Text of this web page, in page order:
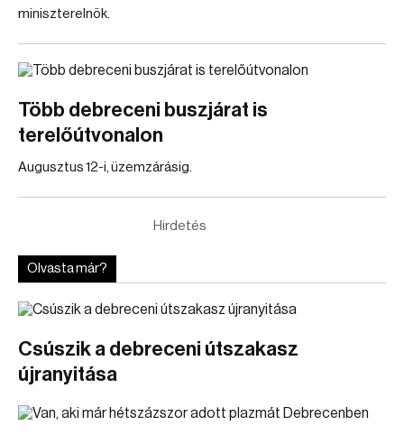
miniszterelnök.
Több debreceni buszjárat is
terelőútvonalon
Augusztus 12-i, üzemzárásig.
Hirdetés
Olvasta már?
Csúszik a debreceni útszakasz
újranyitása